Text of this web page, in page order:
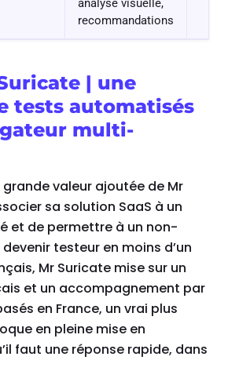
analyse visuelle,
recommandations
| une
tests automatisés
multi-
grande valeur ajoutée de Mr
sa solution SaaS à un
et de permettre à un non-
testeur en moins d’un
Mr Suricate mise sur un
et un accompagnement par
en France, un vrai plus
en pleine mise en
faut une réponse rapide, dans